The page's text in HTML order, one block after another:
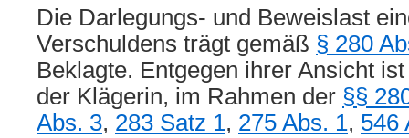
Die Darlegungs- und Beweislast
Verschuldens trägt gemäß § 280
Beklagte. Entgegen ihrer Ansicht
der Klägerin, im Rahmen der §§
Abs. 3, 283 Satz 1, 275 Abs. 1, 546